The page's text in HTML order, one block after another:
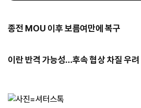
종전 MOU 이후 보름여만에 복구
이란 반격 가능성…후속 협상 차질 우려